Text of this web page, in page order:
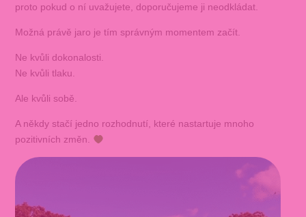
proto pokud o ní uvažujete, doporučujeme ji neodkládat.
Možná právě jaro je tím správným momentem začít.
Ne kvůli dokonalosti.
Ne kvůli tlaku.
Ale kvůli sobě.
A někdy stačí jedno rozhodnutí, které nastartuje mnoho
pozitivních změn.